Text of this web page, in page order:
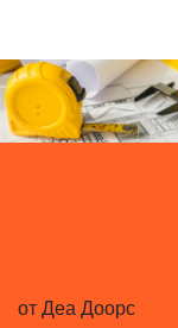
от Деа Доорс